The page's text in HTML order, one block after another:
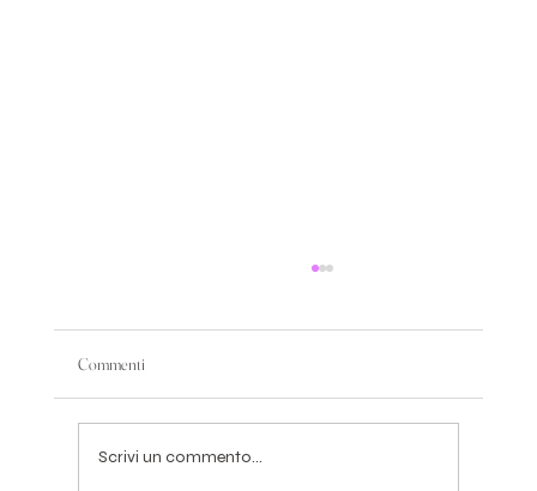
Commenti
Scrivi un commento...